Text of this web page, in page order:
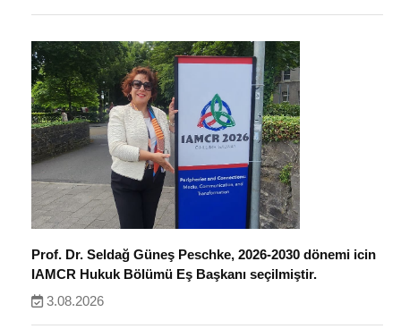
Prof. Dr. Seldağ Güneş Peschke, 2026-2030 dönemi icin
IAMCR Hukuk Bölümü Eş Başkanı seçilmiştir.
3.08.2026